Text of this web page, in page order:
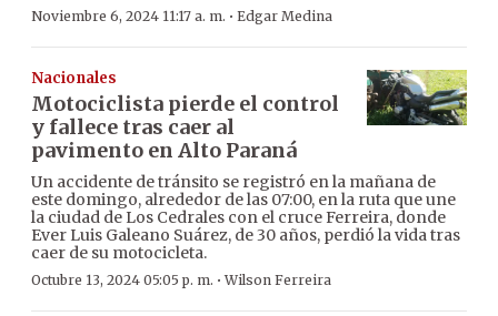
Noviembre 6, 2024 11:17 a. m. · Edgar Medina
Nacionales
Motociclista pierde el control
y fallece tras caer al
pavimento en Alto Paraná
Un accidente de tránsito se registró en la mañana de
este domingo, alrededor de las 07:00, en la ruta que une
la ciudad de Los Cedrales con el cruce Ferreira, donde
Ever Luis Galeano Suárez, de 30 años, perdió la vida tras
caer de su motocicleta.
Octubre 13, 2024 05:05 p. m. ·Wilson Ferreira